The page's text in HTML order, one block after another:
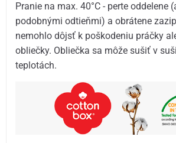
Pranie na max. 40°C - perte oddelene
podobnými odtieňmi) a obrátene
nemohlo dôjsť k poškodeniu práčky
obliečky. Obliečka sa môže sušiť v
teplotách.